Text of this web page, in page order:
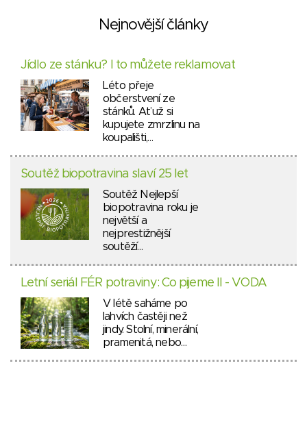
Nejnovější články
Jídlo ze stánku? I to můžete reklamovat
Léto přeje
občerstvení ze
stánků. Ať už si
kupujete zmrzlinu na
koupališti,…
Soutěž biopotravina slaví 25 let
Soutěž Nejlepší
biopotravina roku je
největší a
nejprestižnější
soutěží…
Letní seriál FÉR potraviny: Co pijeme II - VODA
V létě saháme po
lahvích častěji než
jindy. Stolní, minerální,
pramenitá, nebo…